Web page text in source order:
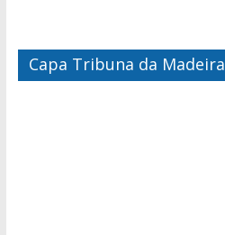
Capa Tribuna da Madeira